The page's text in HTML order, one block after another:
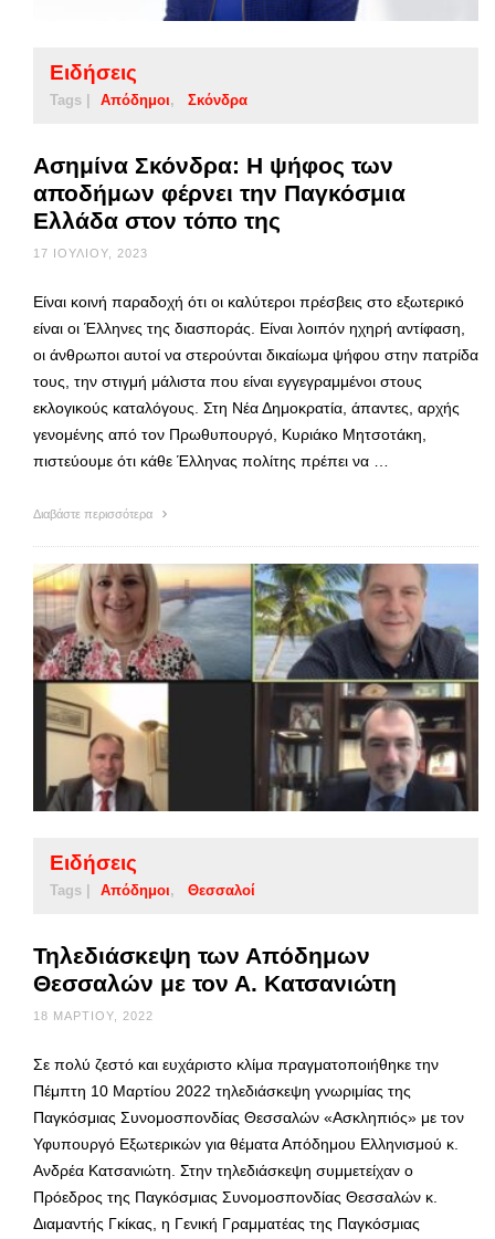
Ειδήσεις
Tags | Απόδημοι Σκόνδρα
Ασημίνα Σκόνδρα: Η ψήφος των
αποδήμων φέρνει την Παγκόσμια
Ελλάδα στον τόπο της
17 ΙΟΥΛΊΟΥ, 2023
Είναι κοινή παραδοχή ότι οι καλύτεροι πρέσβεις στο εξωτερικό
είναι οι Έλληνες της διασποράς. Είναι λοιπόν ηχηρή αντίφαση,
οι άνθρωποι αυτοί να στερούνται δικαίωμα ψήφου στην πατρίδα
τους, την στιγμή μάλιστα που είναι εγγεγραμμένοι στους
εκλογικούς καταλόγους. Στη Νέα Δημοκρατία, άπαντες, αρχής
γενομένης από τον Πρωθυπουργό, Κυριάκο Μητσοτάκη,
πιστεύουμε ότι κάθε Έλληνας πολίτης πρέπει να …
Διαβάστε περισσότερα
Ειδήσεις
Tags | Απόδημοι Θεσσαλοί
Τηλεδιάσκεψη των Απόδημων
Θεσσαλών με τον Α. Κατσανιώτη
18 ΜΑΡΤΊΟΥ, 2022
Σε πολύ ζεστό και ευχάριστο κλίμα πραγματοποιήθηκε την
Πέμπτη 10 Μαρτίου 2022 τηλεδιάσκεψη γνωριμίας της
Παγκόσμιας Συνομοσπονδίας Θεσσαλών «Ασκληπιός» με τον
Υφυπουργό Εξωτερικών για θέματα Απόδημου Ελληνισμού κ.
Ανδρέα Κατσανιώτη. Στην τηλεδιάσκεψη συμμετείχαν ο
Πρόεδρος της Παγκόσμιας Συνομοσπονδίας Θεσσαλών κ.
Διαμαντής Γκίκας, η Γενική Γραμματέας της Παγκόσμιας